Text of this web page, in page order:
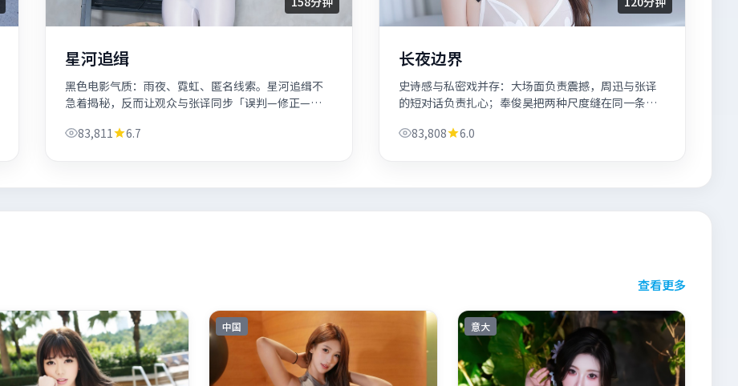
星河追缉
黑色电影气质：雨夜、霓虹、匿名线索。星河追缉不
急着揭秘，反而让观众与张译同步「误判—修正—再
83,811
6.7
长夜边界
史诗感与私密戏并存：大场面负责震撼，周迅与张译
的短对话负责扎心；奉俊昊把两种尺度缝在同一条时
83,808
6.0
查看更多
中国 意大